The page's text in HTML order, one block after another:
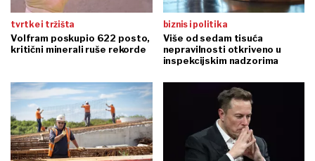
tvrtke i tržišta
Volfram poskupio 622 posto,
kritični minerali ruše rekorde
biznis i politika
Više od sedam tisuća
nepravilnosti otkriveno u
inspekcijskim nadzorima